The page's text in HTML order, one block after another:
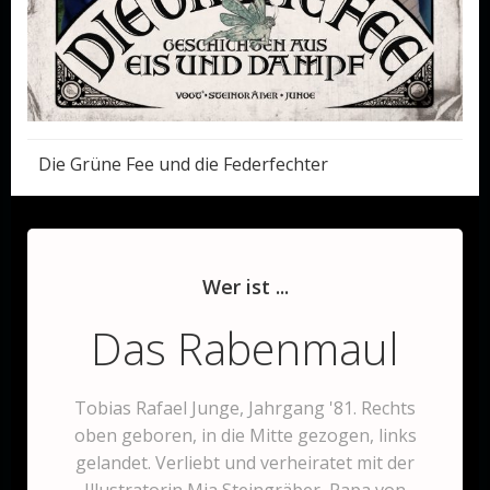
Post
navigation
Die Grüne Fee und die Federfechter
Wer ist ...
Das Rabenmaul
Tobias Rafael Junge, Jahrgang '81. Rechts
oben geboren, in die Mitte gezogen, links
gelandet. Verliebt und verheiratet mit der